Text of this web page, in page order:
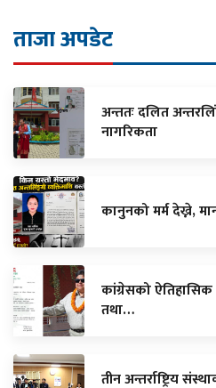
ताजा अपडेट
अन्ततः दलित
नागरिकता
कानुनको मर्म देख्ने,
कांग्रेसको
तथा…
तीन अन्तर्राष्ट्रिय